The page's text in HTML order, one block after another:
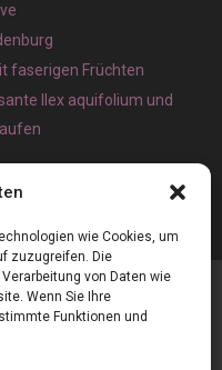
wie Cookies, um
zuzugreifen. Die
von Daten wie
Wenn Sie Ihre
Funktionen und
faserigen Früchten
Ilex aquifolium und